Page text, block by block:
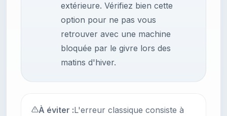
extérieure. Vérifiez bien cette
option pour ne pas vous
retrouver avec une machine
bloquée par le givre lors des
matins d'hiver.
À éviter :L'erreur classique consiste à